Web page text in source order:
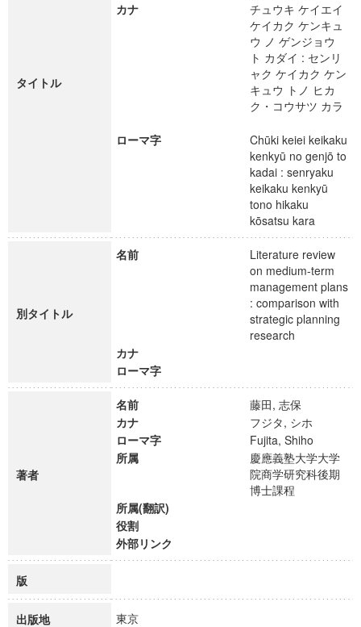
タイトル
カナ
チュウキ ケイエイ
ケイカク ケンキュ
ウ ノ ゲンジョウ
ト カダイ : センリ
ャク ケイカク ケン
キュウ トノ ヒカ
ク・コウサツ カラ
ローマ字
Chūki keiei keikaku
kenkyū no genjō to
kadai : senryaku
keikaku kenkyū
tono hikaku
kōsatsu kara
別タイトル
名前
Literature review
on medium-term
management plans
: comparison with
strategic planning
research
カナ
ローマ字
著者
名前
藤田, 志保
カナ
フジタ, シホ
ローマ字
Fujita, Shiho
所属
慶應義塾大学大学
院商学研究科後期
博士課程
所属(翻訳)
役割
外部リンク
版
出版地 東京